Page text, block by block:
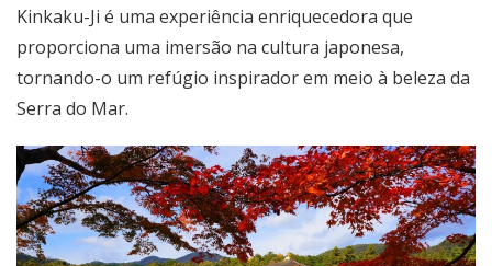
Kinkaku-Ji é uma experiência enriquecedora que
proporciona uma imersão na cultura japonesa,
tornando-o um refúgio inspirador em meio à beleza da
Serra do Mar.